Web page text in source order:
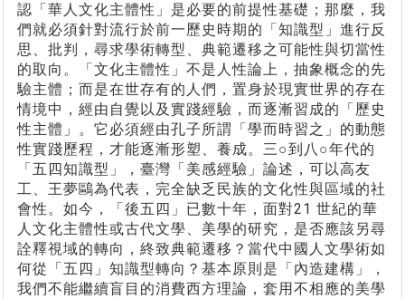
認「華人文化主體性」是必要的前提性基礎；那麼，我
們就必須針對流行於前一歷史時期的「知識型」進行反
思、批判，尋求學術轉型、典範遷移之可能性與切當性
的取向。「文化主體性」不是人性論上，抽象概念的先
驗主體；而是在世存有的人們，置身於現實世界的存在
情境中，經由自覺以及實踐經驗，而逐漸習成的「歷史
性主體」。它必須經由孔子所謂「學而時習之」的動態
性實踐歷程，才能逐漸形塑、養成。三○到八○年代的
「五四知識型」，臺灣「美感經驗」論述，可以高友
工、王夢鷗為代表，完全缺乏民族的文化性與區域的社
會性。如今，「後五四」已數十年，面對21 世紀的華
人文化主體性或古代文學、美學的研究，是否應該另尋
詮釋視域的轉向，終致典範遷移？當代中國人文學術如
何從「五四」知識型轉向？基本原則是「內造建構」，
我們不能繼續盲目的消費西方理論，套用不相應的美學